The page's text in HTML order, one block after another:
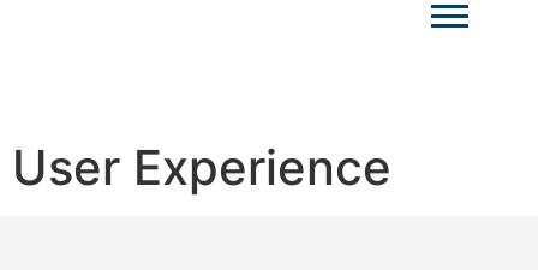
User Experience​